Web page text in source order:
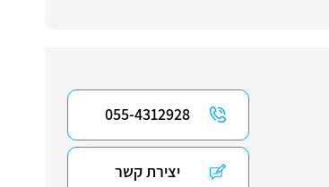
055-4312928
יצירת קשר